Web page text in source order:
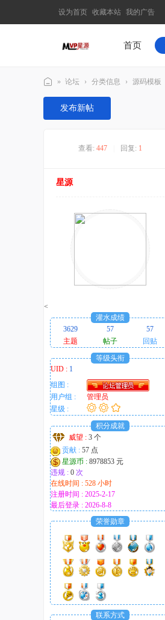
设为首页 收藏本站 我的广告
首页
M
！
» 论坛 › 分类信息 › 源码模板
发布新帖
查看: 447 回复: 1
星源
<
灌水成绩
3629
57
57
主题
帖子
回贴
等级头衔
UID : 1
组图 :
用户组 :
管理员
星级 :
积分成就
威望 : 3 个
贡献 : 57 点
星源币 : 8978853 元
违规 : 0 次
在线时间 : 528 小时
注册时间 : 2025-2-17
最后登录 : 2026-8-8
荣誉勋章
联系方式